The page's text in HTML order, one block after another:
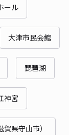
ール
大津市民会館
琵琶湖
神宮
県守山市）